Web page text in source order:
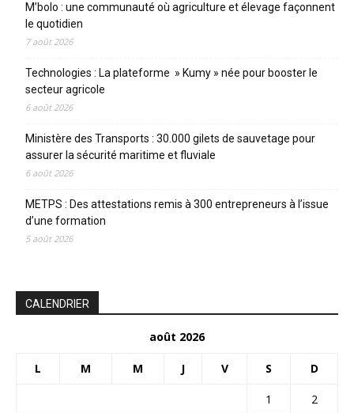
M’bolo : une communauté où agriculture et élevage façonnent
le quotidien
7 août 2026
Technologies : La plateforme » Kumy » née pour booster le
secteur agricole
6 août 2026
Ministère des Transports : 30.000 gilets de sauvetage pour
assurer la sécurité maritime et fluviale
6 août 2026
METPS : Des attestations remis à 300 entrepreneurs à l’issue
d’une formation
5 août 2026
CALENDRIER
août 2026
L M M J V S D
1
2